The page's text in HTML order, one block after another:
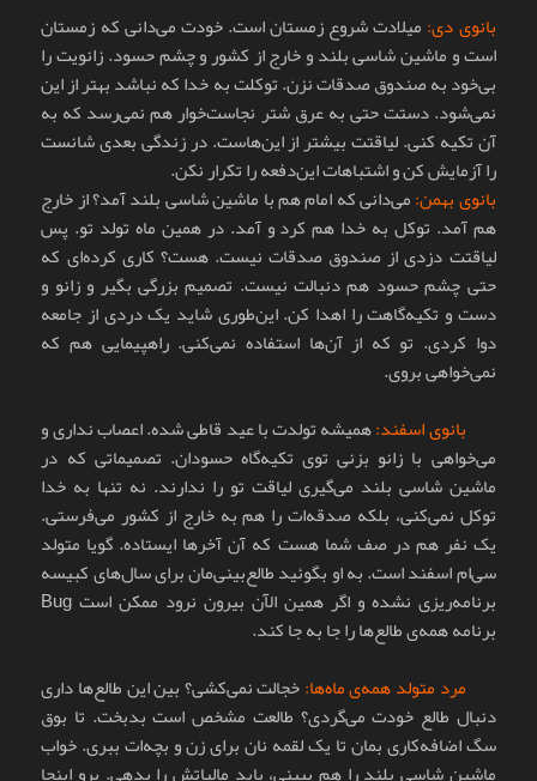
بانوی دی: میلادت شروع زمستان است. خودت می‌دانی که زمستان
است و ماشین شاسی بلند و خارج از کشور و چشم حسود. زانویت را
بی‌خود به صندوق صدقات نزن. توکلت به خدا که نباشد بهتر از این
نمی‌شود. دستت حتی به عرق شتر نجاست‌خوار هم نمی‌رسد که به
آن تکیه کنی. لیاقتت بیشتر از این‌هاست. در زندگی بعدی شانست
را آزمایش کن و اشتباهات این‌دفعه را تکرار نکن.
بانوی بهمن:می‌دانی که امام هم با ماشین شاسی بلند آمد؟ از خارج
هم آمد. توکل به خدا هم کرد و آمد. در همین ماه تولد تو. پس
لیاقتت دزدی از صندوق صدقات نیست. هست؟ کاری کرده‌ای که
حتی چشم حسود هم دنبالت نیست. تصمیم بزرگی بگیر و زانو و
دست و تکیه‌گاهت را اهدا کن. این‌طوری شاید یک دردی از جامعه
دوا کردی. تو که از آن‌ها استفاده نمی‌کنی. راهپیمایی هم که
نمی‌خواهی بروی.
بانوی اسفند:همیشه تولدت با عید قاطی شده. اعصاب نداری و
می‌خواهی با زانو بزنی توی تکیه‌گاه حسودان. تصمیماتی که در
ماشین شاسی بلند می‌گیری لیاقت تو را ندارند. نه تنها به خدا
توکل نمی‌کنی، بلکه صدقه‌ات را هم به خارج از کشور می‌فرستی.
یک نفر هم در صف شما هست که آن آخرها ایستاده. گویا متولد
سی‌ام اسفند است. به او بگوئید طالع‌بینی‌مان برای سال‌های کبیسه
برنامه‌ریزی نشده و اگر همین الآن بیرون نرود ممکن است Bug
برنامه همه‌ی طالع‌ها را جا به جا کند.
مرد متولد همه‌ی ماه‌ها:خجالت نمی‌کشی؟ بین این طالع‌ها داری
دنبال طالع خودت می‌گردی؟ طالعت مشخص است بدبخت. تا بوق
سگ اضافه‌کاری بمان تا یک لقمه نان برای زن و بچه‌ات ببری. خواب
ماشین شاسی بلند را هم ببینی، باید مالیاتش را بدهی. برو اینجا